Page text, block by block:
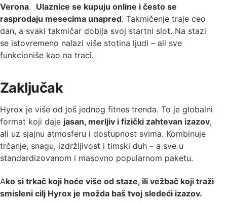
Verona. Ulaznice se kupuju online i često se
rasprodaju mesecima unapred. Takmičenje traje ceo
dan, a svaki takmičar dobija svoj startni slot. Na stazi
se istovremeno nalazi više stotina ljudi – ali sve
funkcioniše kao na traci.
Zaključak
Hyrox je više od još jednog fitnes trenda. To je globalni
format koji daje jasan, merljiv i fizički zahtevan izazov,
ali uz sjajnu atmosferu i dostupnost svima. Kombinuje
trčanje, snagu, izdržljivost i timski duh – a sve u
standardizovanom i masovno popularnom paketu.
Ako si trkač koji hoće više od staze, ili vežbač koji traži
smisleni cilj Hyrox je možda baš tvoj sledeći izazov.